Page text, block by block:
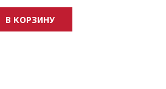
В КОРЗИНУ